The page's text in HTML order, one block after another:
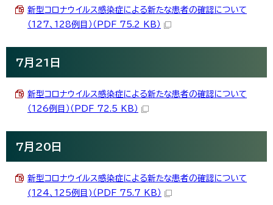
新型コロナウイルス感染症による新たな患者の確認について
（127、128例目）（PDF 75.2 KB）
7月21日
新型コロナウイルス感染症による新たな患者の確認について
（126例目）（PDF 72.5 KB）
7月20日
新型コロナウイルス感染症による新たな患者の確認について
(124、125例目)（PDF 75.7 KB）